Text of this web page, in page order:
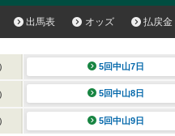
出馬表 オッズ 払戻金
5回中山7日
5回中山8日
5回中山9日